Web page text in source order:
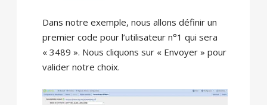
Dans notre exemple, nous allons définir un
premier code pour l’utilisateur n°1 qui sera
« 3489 ». Nous cliquons sur « Envoyer » pour
valider notre choix.